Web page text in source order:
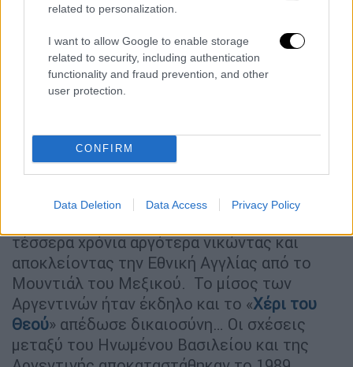
related to personalization.
I want to allow Google to enable storage
related to security, including authentication
functionality and fraud prevention, and other
user protection.
CONFIRM
Data Deletion Data Access Privacy Policy
Να πούμε εδώ ότι, οΝτιέγκο Μαραντόνα
τέσσερα χρόνια αργότερα νικώντας και
αποκλείοντας την Εθνική Αγγλίας από το
Μουντιάλ του Μεξικού. Το μίσος των
Αργεντινών ήταν έκδηλο και το «Χέρι του
Θεού» απέδωσε δικαιοσύνη… Οι σχέσεις
μεταξύ του Ηνωμένου Βασιλείου και της